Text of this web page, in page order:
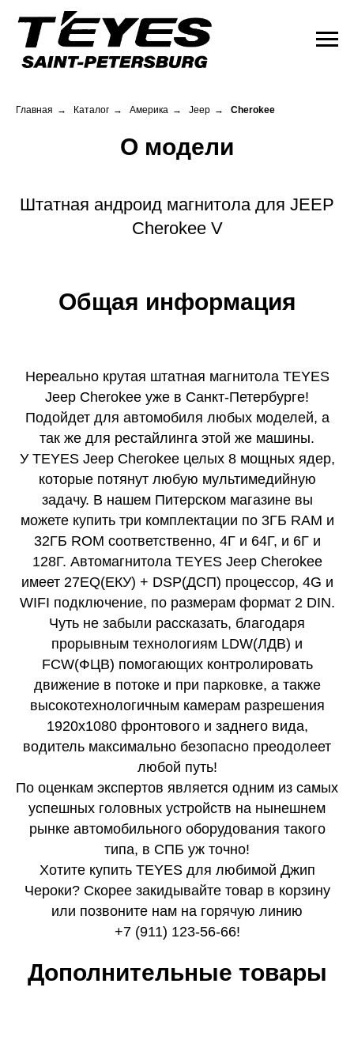
Главная → Каталог → Америка → Jeep → Cherokee
О модели
Штатная андроид магнитола для JEEP
Cherokee V
Общая информация
Нереально крутая штатная магнитола TEYES
Jeep Cherokee уже в Санкт-Петербурге!
Подойдет для автомобиля любых моделей, а
так же для рестайлинга этой же машины.
У TEYES Jeep Cherokee целых 8 мощных ядер,
которые потянут любую мультимедийную
задачу. В нашем Питерском магазине вы
можете купить три комплектации по 3ГБ RAM и
32ГБ ROM соответственно, 4Г и 64Г, и 6Г и
128Г. Автомагнитола TEYES Jeep Cherokee
имеет 27EQ(ЕКУ) + DSP(ДСП) процессор, 4G и
WIFI подключение, по размерам формат 2 DIN.
Чуть не забыли рассказать, благодаря
прорывным технологиям LDW(ЛДВ) и
FCW(ФЦВ) помогающих контролировать
движение в потоке и при парковке, а также
высокотехнологичным камерам разрешения
1920x1080 фронтового и заднего вида,
водитель максимально безопасно преодолеет
любой путь!
По оценкам экспертов является одним из самых
успешных головных устройств на нынешнем
рынке автомобильного оборудования такого
типа, в СПБ уж точно!
Хотите купить TEYES для любимой Джип
Чероки? Скорее закидывайте товар в корзину
или позвоните нам на горячую линию
+7 (911) 123-56-66!
Дополнительные товары